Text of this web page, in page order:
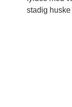
stadig